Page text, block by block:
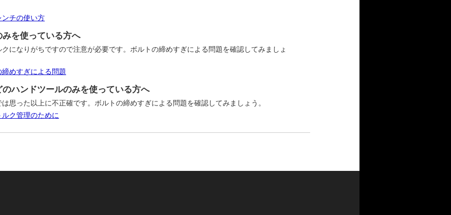
ンチの使い方
みを使っている方へ
クになりがちですので注意が必要です。ボルトの締めすぎによる問題を確認してみましょ
締めすぎによる問題
のハンドツールのみを使っている方へ
思った以上に不正確です。ボルトの締めすぎによる問題を確認してみましょう。
ク管理のために